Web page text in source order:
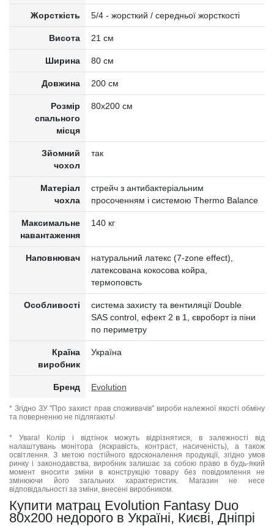
Жорсткість 5/4 - жорсткий / середньої жорсткості
Висота 21 см
Ширина 80 см
Довжина 200 см
Розмір
спального
місця
80x200 см
Зйомний
чохол
так
Матеріал
чохла
стрейч з антибактеріальним
просоченням і системою Thermo Balance
Максимальне
навантаження
140 кг
Наповнювач
натуральний латекс (7-zone effect),
латексована кокосова койра,
термоповсть
Особливості
система захисту та вентиляції Double
SAS control, ефект 2 в 1, євроборт із піни
по периметру
Країна
виробник
Україна
Бренд Evolution
* Згідно ЗУ "Про захист прав споживачів" вироби належної якості обміну
та поверненню не підлягають!
* Увага! Колір і відтінок можуть відрізнятися, в залежності від
налаштувань монітора (яскравість, контраст, насиченість), а також
освітлення. З метою постійного вдосконалення продукції, згідно умов
ринку і законодавства, виробник залишає за собою право в будь-який
момент вносити зміни в конструкцію товару без повідомлення не
змінюючи його загальних характеристик. Магазин не несе
відповідальності за зміни, внесені виробником.
Купити матрац Evolution Fantasy Duo
80x200 недорого в Україні, Києві, Дніпрі